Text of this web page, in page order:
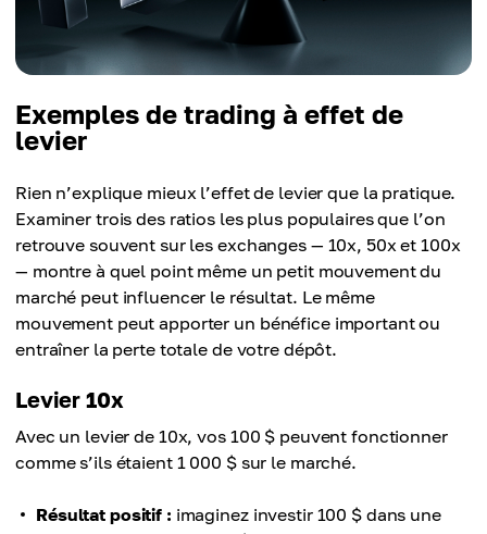
Exemples de trading à effet de
levier
Rien n’explique mieux l’effet de levier que la pratique.
Examiner trois des ratios les plus populaires que l’on
retrouve souvent sur les exchanges — 10x, 50x et 100x
— montre à quel point même un petit mouvement du
marché peut influencer le résultat. Le même
mouvement peut apporter un bénéfice important ou
entraîner la perte totale de votre dépôt.
Levier 10x
Avec un levier de 10x, vos 100 $ peuvent fonctionner
comme s’ils étaient 1 000 $ sur le marché.
Résultat positif : imaginez investir 100 $ dans une